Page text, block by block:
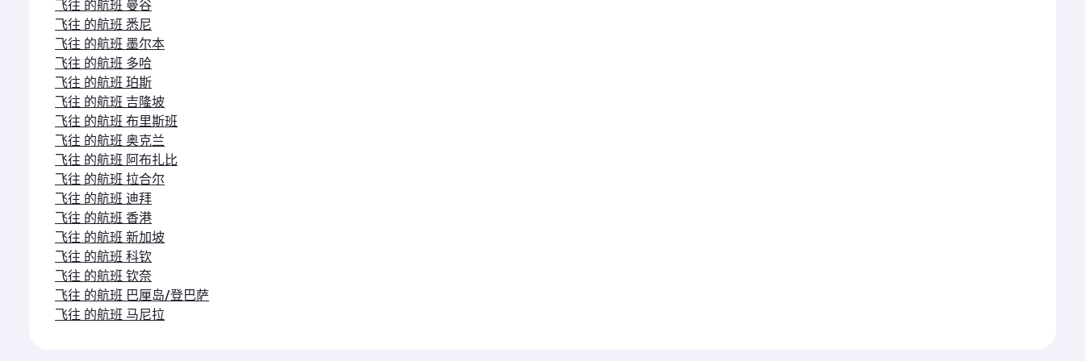
飞往 的航班 曼谷
飞往 的航班 悉尼
飞往 的航班 墨尔本
飞往 的航班 多哈
飞往 的航班 珀斯
飞往 的航班 吉隆坡
飞往 的航班 布里斯班
飞往 的航班 奥克兰
飞往 的航班 阿布扎比
飞往 的航班 拉合尔
飞往 的航班 迪拜
飞往 的航班 香港
飞往 的航班 新加坡
飞往 的航班 科钦
飞往 的航班 钦奈
飞往 的航班 巴厘岛/登巴萨
飞往 的航班 马尼拉